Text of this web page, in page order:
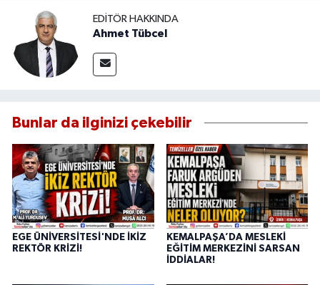
EDITÖR HAKKINDA
Ahmet Tübcel
Bunlar da ilginizi çekebilir
EGE ÜNİVERSİTESİ'NDE İKİZ
REKTÖR KRİZİ!
KEMALPAŞA’DA MESLEKİ
EĞİTİM MERKEZİNİ SARSAN
İDDİALAR!